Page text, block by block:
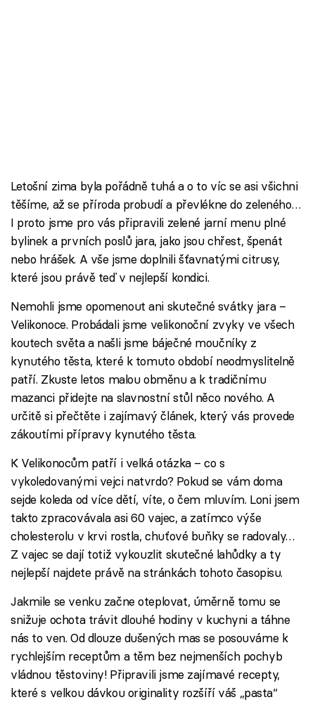
Letošní zima byla pořádně tuhá a o to víc se asi všichni
těšíme, až se příroda probudí a převlékne do zeleného…
I proto jsme pro vás připravili zelené jarní menu plné
bylinek a prvních poslů jara, jako jsou chřest, špenát
nebo hrášek. A vše jsme doplnili šťavnatými citrusy,
které jsou právě teď v nejlepší kondici.
Nemohli jsme opomenout ani skutečné svátky jara –
Velikonoce. Probádali jsme velikonoční zvyky ve všech
koutech světa a našli jsme báječné moučníky z
kynutého těsta, které k tomuto období neodmyslitelně
patří. Zkuste letos malou obměnu a k tradičnímu
mazanci přidejte na slavnostní stůl něco nového. A
určitě si přečtěte i zajímavý článek, který vás provede
zákoutími přípravy kynutého těsta.
K Velikonocům patří i velká otázka – co s
vykoledovanými vejci natvrdo? Pokud se vám doma
sejde koleda od více dětí, víte, o čem mluvím. Loni jsem
takto zpracovávala asi 60 vajec, a zatímco výše
cholesterolu v krvi rostla, chuťové buňky se radovaly…
Z vajec se dají totiž vykouzlit skutečné lahůdky a ty
nejlepší najdete právě na stránkách tohoto časopisu.
Jakmile se venku začne oteplovat, úměrně tomu se
snižuje ochota trávit dlouhé hodiny v kuchyni a táhne
nás to ven. Od dlouze dušených mas se posouváme k
rychlejším receptům a těm bez nejmenších pochyb
vládnou těstoviny! Připravili jsme zajímavé recepty,
které s velkou dávkou originality rozšíří váš „pasta“